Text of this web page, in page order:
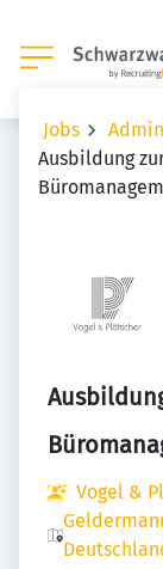
Jobs
Ausbildung
Vogel &